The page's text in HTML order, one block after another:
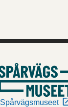
Spårvägsmuseet